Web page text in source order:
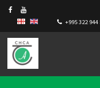
+995 322 944